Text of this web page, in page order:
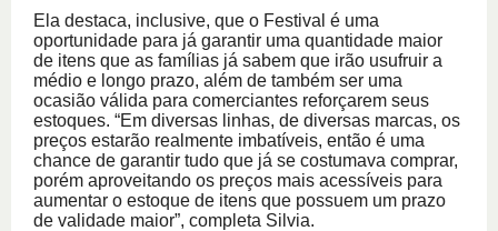
Ela destaca, inclusive, que o Festival é uma
oportunidade para já garantir uma quantidade maior
de itens que as famílias já sabem que irão usufruir a
médio e longo prazo, além de também ser uma
ocasião válida para comerciantes reforçarem seus
estoques. “Em diversas linhas, de diversas marcas, os
preços estarão realmente imbatíveis, então é uma
chance de garantir tudo que já se costumava comprar,
porém aproveitando os preços mais acessíveis para
aumentar o estoque de itens que possuem um prazo
de validade maior”, completa Silvia.